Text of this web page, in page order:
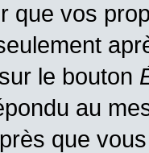
que vos
le bouton
au
que